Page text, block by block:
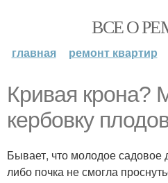
ВСЕ О
главная ремонт квартир
Кривая крона?
кербовку
Бывает, что молодое садовое
либо почка не смогла